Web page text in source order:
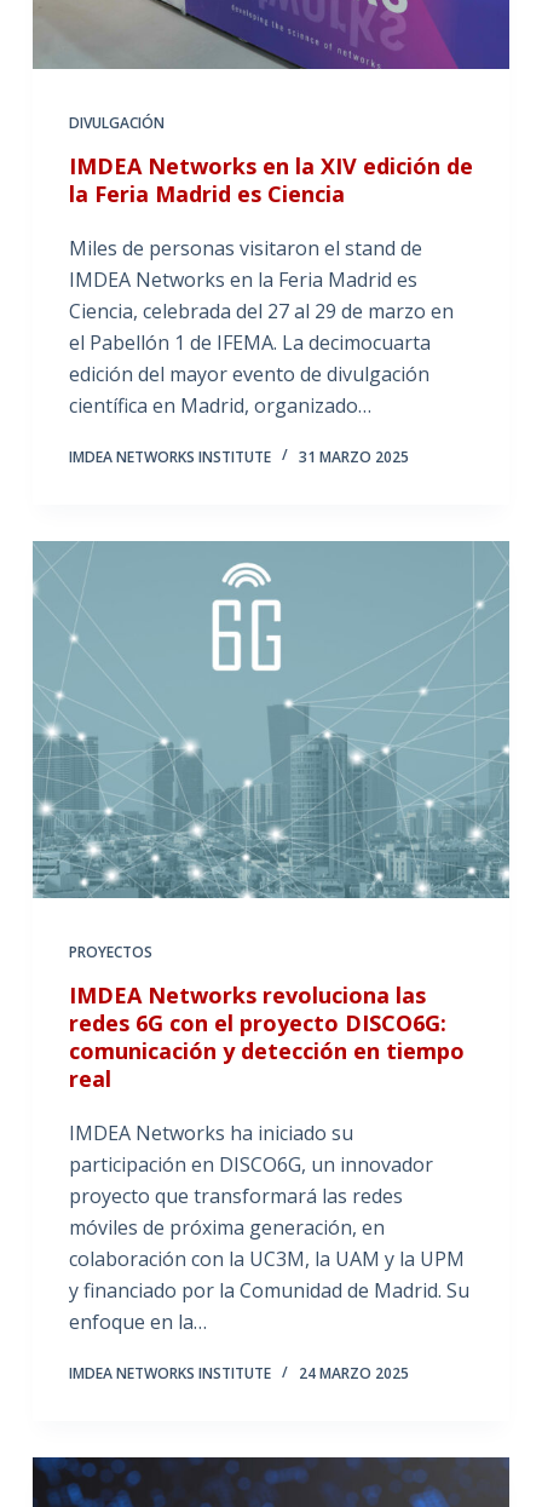
DIVULGACIÓN
IMDEA Networks en la XIV edición de
la Feria Madrid es Ciencia
Miles de personas visitaron el stand de
IMDEA Networks en la Feria Madrid es
Ciencia, celebrada del 27 al 29 de marzo en
el Pabellón 1 de IFEMA. La decimocuarta
edición del mayor evento de divulgación
científica en Madrid, organizado…
IMDEA NETWORKS INSTITUTE 31 MARZO 2025
PROYECTOS
IMDEA Networks revoluciona las
redes 6G con el proyecto DISCO6G:
comunicación y detección en tiempo
real
IMDEA Networks ha iniciado su
participación en DISCO6G, un innovador
proyecto que transformará las redes
móviles de próxima generación, en
colaboración con la UC3M, la UAM y la UPM
y financiado por la Comunidad de Madrid. Su
enfoque en la…
IMDEA NETWORKS INSTITUTE 24 MARZO 2025